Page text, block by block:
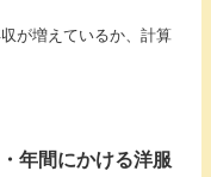
が増えているか、計算
年間にかける洋服